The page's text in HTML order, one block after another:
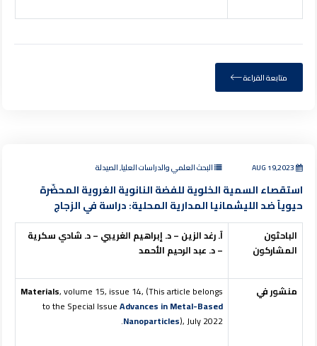
متابعة القراءة
البحث العلمي والدراسات العليا, الصيدلة
استقصاء السمية الخلوية للفضة النانوية الغروية المحضّرة
حيوياً ضد الليشمانيا المدارية المحلية: دراسة في الزجاج
الباحثون
المشاركون
آ.رغد الزين –د. إبراهيم الغريبي – د. شادي سكرية
– د. عبد الرحيم الأحمد
منشور في Materials, volume 15, issue 14, (This article belongs
to the Special IssueAdvances in Metal-Based
Nanoparticles), July 2022.